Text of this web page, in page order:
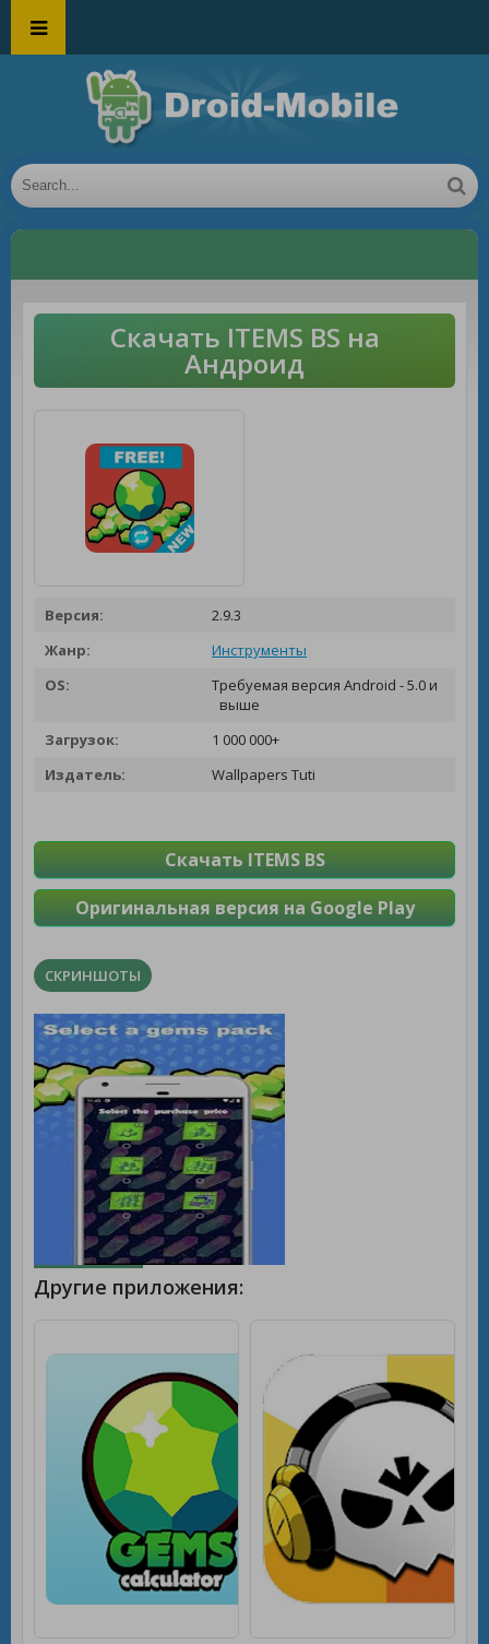
Скачать ITEMS BS на
Андроид
Версия:
2.9.3
Жанр:
Инструменты
OS:
Требуемая версия Android - 5.0 и
выше
Загрузок:
1 000 000+
Издатель:
Wallpapers Tuti
Скачать ITEMS BS
Оригинальная версия на Google Play
СКРИНШОТЫ
Другие приложения: